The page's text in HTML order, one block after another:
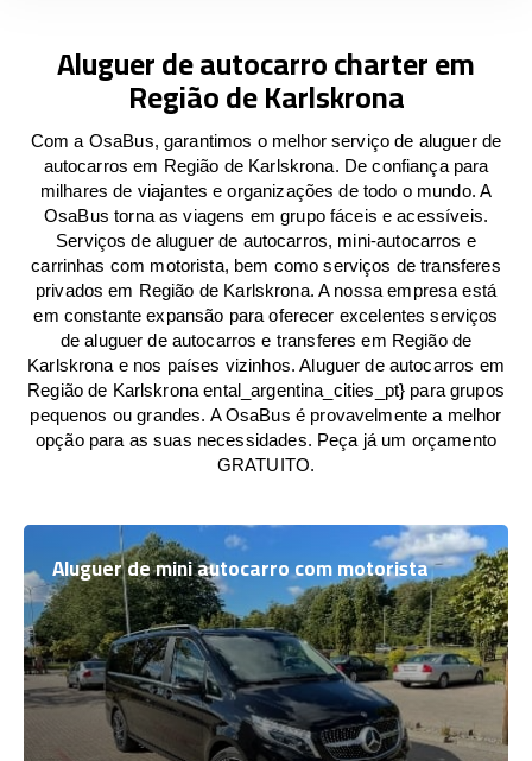
Aluguer de autocarro charter em
Região de Karlskrona
Com a OsaBus, garantimos o melhor serviço de aluguer de
autocarros em Região de Karlskrona. De confiança para
milhares de viajantes e organizações de todo o mundo. A
OsaBus torna as viagens em grupo fáceis e acessíveis.
Serviços de aluguer de autocarros, mini-autocarros e
carrinhas com motorista, bem como serviços de transferes
privados em Região de Karlskrona. A nossa empresa está
em constante expansão para oferecer excelentes serviços
de aluguer de autocarros e transferes em Região de
Karlskrona e nos países vizinhos. Aluguer de autocarros em
Região de Karlskrona ental_argentina_cities_pt} para grupos
pequenos ou grandes. A OsaBus é provavelmente a melhor
opção para as suas necessidades. Peça já um orçamento
GRATUITO.
Aluguer de mini autocarro com motorista